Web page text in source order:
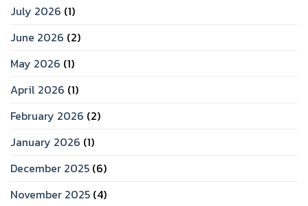
July 2026 (1)
June 2026 (2)
May 2026 (1)
April 2026 (1)
February 2026 (2)
January 2026 (1)
December 2025 (6)
November 2025 (4)